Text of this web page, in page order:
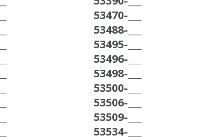
53470-___
53488-___
53495-___
53496-___
53498-___
53500-___
53506-___
53509-___
53534-___